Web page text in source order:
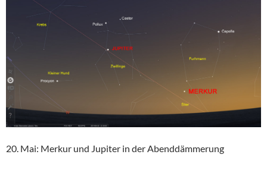
20. Mai: Merkur und Jupiter in der Abenddämmerung